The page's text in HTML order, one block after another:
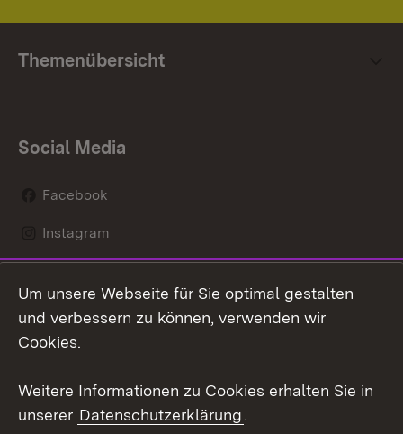
Themenübersicht
Social Media
Facebook
Instagram
Mastodon
Youtube
Kontakt
Datenschutz
Um unsere Webseite für Sie optimal gestalten
und verbessern zu können, verwenden wir
Cookies.
Weitere Informationen zu Cookies erhalten Sie in
unserer Datenschutzerklärung.